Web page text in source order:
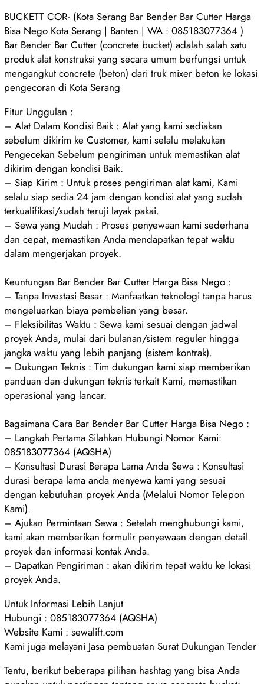
BUCKETT COR- (Kota Serang Bar Bender Bar Cutter Harga
Bisa Nego Kota Serang | Banten | WA : 085183077364 )
Bar Bender Bar Cutter (concrete bucket) adalah salah satu
produk alat konstruksi yang secara umum berfungsi untuk
mengangkut concrete (beton) dari truk mixer beton ke lokasi
pengecoran di Kota Serang
Fitur Unggulan :
– Alat Dalam Kondisi Baik : Alat yang kami sediakan
sebelum dikirim ke Customer, kami selalu melakukan
Pengecekan Sebelum pengiriman untuk memastikan alat
dikirim dengan kondisi Baik.
– Siap Kirim : Untuk proses pengiriman alat kami, Kami
selalu siap sedia 24 jam dengan kondisi alat yang sudah
terkualifikasi/sudah teruji layak pakai.
– Sewa yang Mudah : Proses penyewaan kami sederhana
dan cepat, memastikan Anda mendapatkan tepat waktu
dalam mengerjakan proyek.
Keuntungan Bar Bender Bar Cutter Harga Bisa Nego :
– Tanpa Investasi Besar : Manfaatkan teknologi tanpa harus
mengeluarkan biaya pembelian yang besar.
– Fleksibilitas Waktu : Sewa kami sesuai dengan jadwal
proyek Anda, mulai dari bulanan/sistem reguler hingga
jangka waktu yang lebih panjang (sistem kontrak).
– Dukungan Teknis : Tim dukungan kami siap memberikan
panduan dan dukungan teknis terkait Kami, memastikan
operasional yang lancar.
Bagaimana Cara Bar Bender Bar Cutter Harga Bisa Nego :
– Langkah Pertama Silahkan Hubungi Nomor Kami:
085183077364 (AQSHA)
– Konsultasi Durasi Berapa Lama Anda Sewa : Konsultasi
durasi berapa lama anda menyewa kami yang sesuai
dengan kebutuhan proyek Anda (Melalui Nomor Telepon
Kami).
– Ajukan Permintaan Sewa : Setelah menghubungi kami,
kami akan memberikan formulir penyewaan dengan detail
proyek dan informasi kontak Anda.
– Dapatkan Pengiriman : akan dikirim tepat waktu ke lokasi
proyek Anda.
Untuk Informasi Lebih Lanjut
Hubungi : 085183077364 (AQSHA)
Website Kami : sewalift.com
Kami juga melayani Jasa pembuatan Surat Dukungan Tender
Tentu, berikut beberapa pilihan hashtag yang bisa Anda